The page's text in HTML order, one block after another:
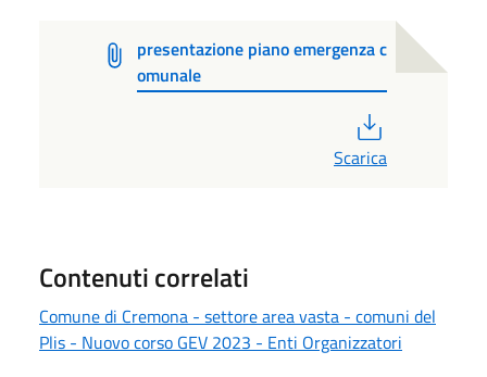
presentazione piano emergenza c
omunale
Scarica
Contenuti correlati
Comune di Cremona - settore area vasta - comuni del
Plis - Nuovo corso GEV 2023 - Enti Organizzatori